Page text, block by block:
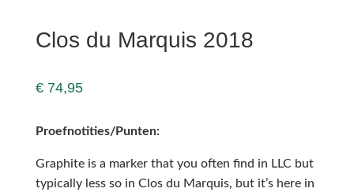
Clos du Marquis 2018
€74,95
Proefnotities/Punten:
Graphite is a marker that you often find in LLC but
typically less so in Clos du Marquis, but it’s here in